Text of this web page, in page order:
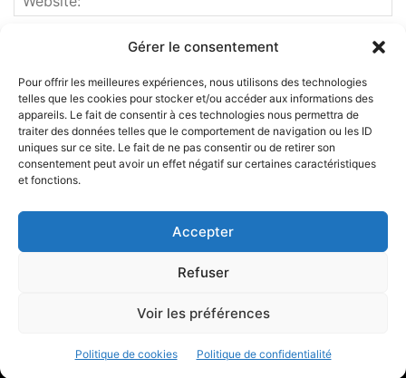
Gérer le consentement
Pour offrir les meilleures expériences, nous utilisons des technologies
telles que les cookies pour stocker et/ou accéder aux informations des
appareils. Le fait de consentir à ces technologies nous permettra de
traiter des données telles que le comportement de navigation ou les ID
uniques sur ce site. Le fait de ne pas consentir ou de retirer son
consentement peut avoir un effet négatif sur certaines caractéristiques
et fonctions.
Accepter
Refuser
Voir les préférences
Politique de cookies Politique de confidentialité
ABOUT US
FOLLOW US
©